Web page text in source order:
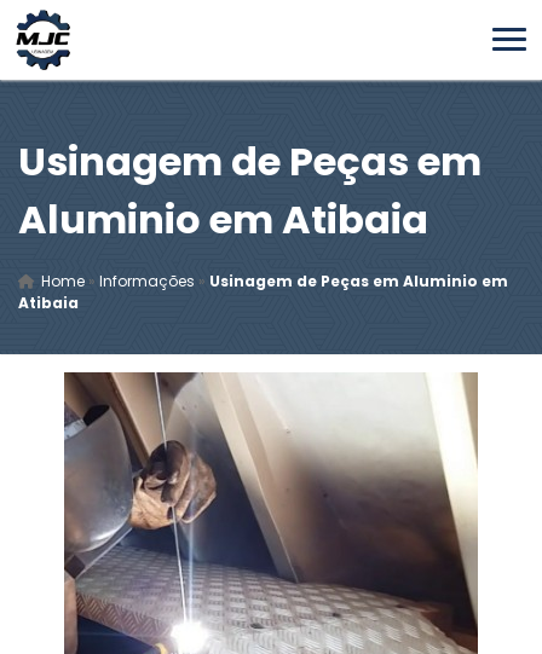
Usinagem de Peças em
Aluminio em Atibaia
Home » Informações » Usinagem de Peças em Aluminio em
Atibaia